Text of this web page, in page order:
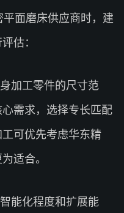
面磨床供应商时，建
估：
加工零件的尺寸范
需求，选择专长匹配
可优先考虑华东精
适合。
能化程度和扩展能